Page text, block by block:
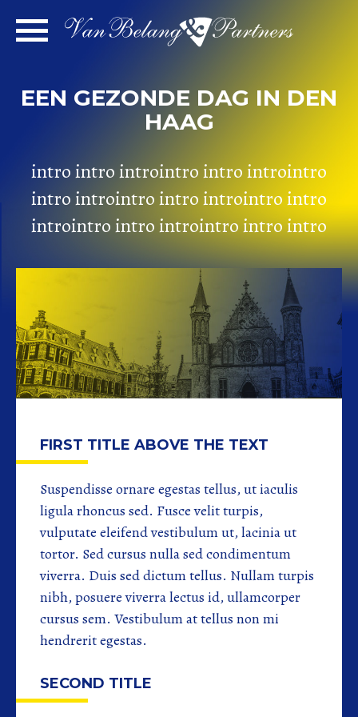
Skip
to
EEN GEZONDE DAG IN DEN
HAAG
intro intro introintro intro introintro
intro introintro intro introintro intro
introintro intro introintro intro intro
FIRST TITLE ABOVE THE TEXT
Suspendisse ornare egestas tellus, ut iaculis
ligula rhoncus sed. Fusce velit turpis,
vulputate eleifend vestibulum ut, lacinia ut
tortor. Sed cursus nulla sed condimentum
viverra. Duis sed dictum tellus. Nullam turpis
nibh, posuere viverra lectus id, ullamcorper
cursus sem. Vestibulum at tellus non mi
hendrerit egestas.
SECOND TITLE